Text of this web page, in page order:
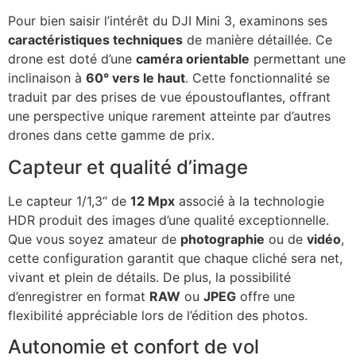
Pour bien saisir l’intérêt du DJI Mini 3, examinons ses
caractéristiques techniques de manière détaillée. Ce
drone est doté d’une caméra orientable permettant une
inclinaison à 60° vers le haut. Cette fonctionnalité se
traduit par des prises de vue époustouflantes, offrant
une perspective unique rarement atteinte par d’autres
drones dans cette gamme de prix.
Capteur et qualité d’image
Le capteur 1/1,3“ de 12 Mpx associé à la technologie
HDR produit des images d’une qualité exceptionnelle.
Que vous soyez amateur de photographie ou de vidéo,
cette configuration garantit que chaque cliché sera net,
vivant et plein de détails. De plus, la possibilité
d’enregistrer en format RAW ou JPEG offre une
flexibilité appréciable lors de l’édition des photos.
Autonomie et confort de vol